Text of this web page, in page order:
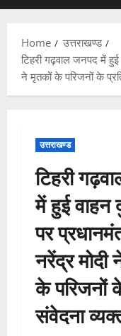
Home
उत्तराखण्ड
टिहरी गढ़वाल जनपद में हुई
ने मृतकों के परिजनों के
उत्तराखण्ड
टिहरी
में हुई वाहन
पर
नरेंद्र मोदी
के परिजनों
संवेदना